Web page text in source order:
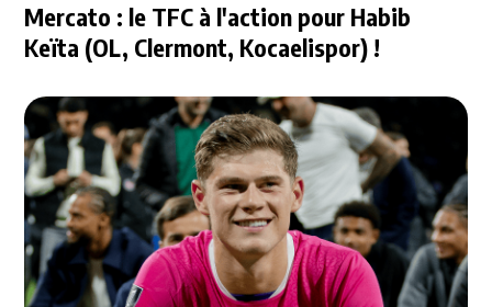
Mercato : le TFC à l'action pour Habib
Keïta (OL, Clermont, Kocaelispor) !